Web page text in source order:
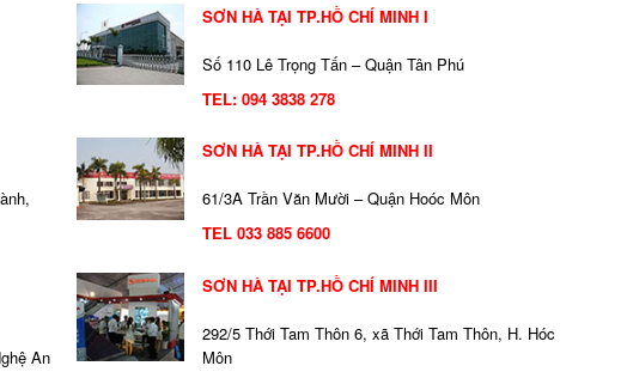
An
SƠN HÀ TẠI TP.HỒ CHÍ MINH I
Số 110 Lê Trọng Tấn – Quận Tân Phú
TEL:094 3838 278
SƠN HÀ TẠI TP.HỒ CHÍ MINH II
61/3A Trần Văn Mười – Quận Hoóc Môn
TEL 033 885 6600
SƠN HÀ TẠI TP.HỒ CHÍ MINH III
292/5 Thới Tam Thôn 6, xã Thới Tam Thôn, H. Hóc
Môn